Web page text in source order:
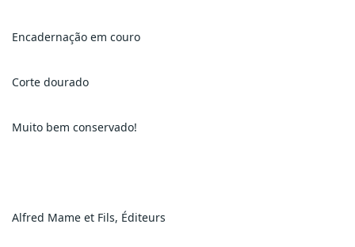
Encadernação em couro
Corte dourado
Muito bem conservado!
Alfred Mame et Fils, Éditeurs